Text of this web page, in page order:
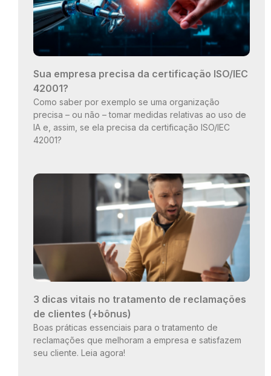
Sua empresa precisa da certificação ISO/IEC
42001?
Como saber por exemplo se uma organização
precisa – ou não – tomar medidas relativas ao uso de
IA e, assim, se ela precisa da certificação ISO/IEC
42001?
3 dicas vitais no tratamento de reclamações
de clientes (+bônus)
Boas práticas essenciais para o tratamento de
reclamações que melhoram a empresa e satisfazem
seu cliente. Leia agora!